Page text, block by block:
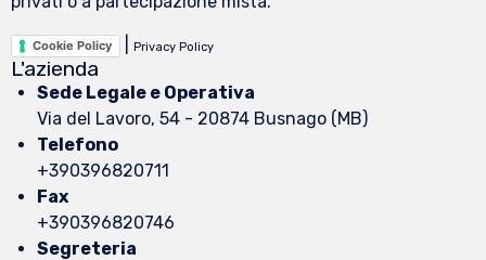
Cookie Policy Privacy Policy
L'azienda
Sede Legale e Operativa
Via del Lavoro, 54 - 20874 Busnago (MB)
Telefono
+390396820711
Fax
+390396820746
Segreteria